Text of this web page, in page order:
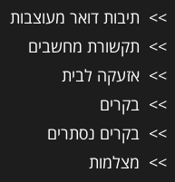
תיבות דואר מעוצבות
תקשורת מחשבים
אזעקה לבית
בקרים
בקרים נסתרים
מצלמות